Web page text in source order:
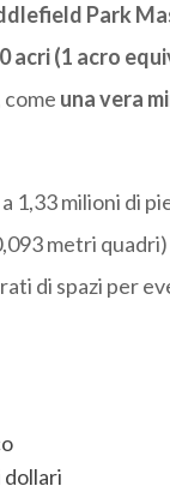
Park
acri (1 acro
una vera
1,33 milioni di
metri
di spazi per
dollari